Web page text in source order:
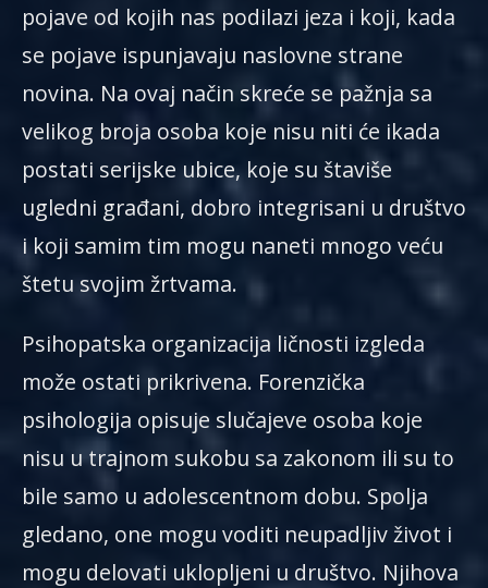
pojave od kojih nas podilazi jeza i koji, kada
se pojave ispunjavaju naslovne strane
novina. Na ovaj način skreće se pažnja sa
velikog broja osoba koje nisu niti će ikada
postati serijske ubice, koje su štaviše
ugledni građani, dobro integrisani u društvo
i koji samim tim mogu naneti mnogo veću
štetu svojim žrtvama.
Psihopatska organizacija ličnosti izgleda
može ostati prikrivena. Forenzička
psihologija opisuje slučajeve osoba koje
nisu u trajnom sukobu sa zakonom ili su to
bile samo u adolescentnom dobu. Spolja
gledano, one mogu voditi neupadljiv život i
mogu delovati uklopljeni u društvo. Njihova